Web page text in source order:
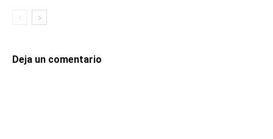
Deja un comentario